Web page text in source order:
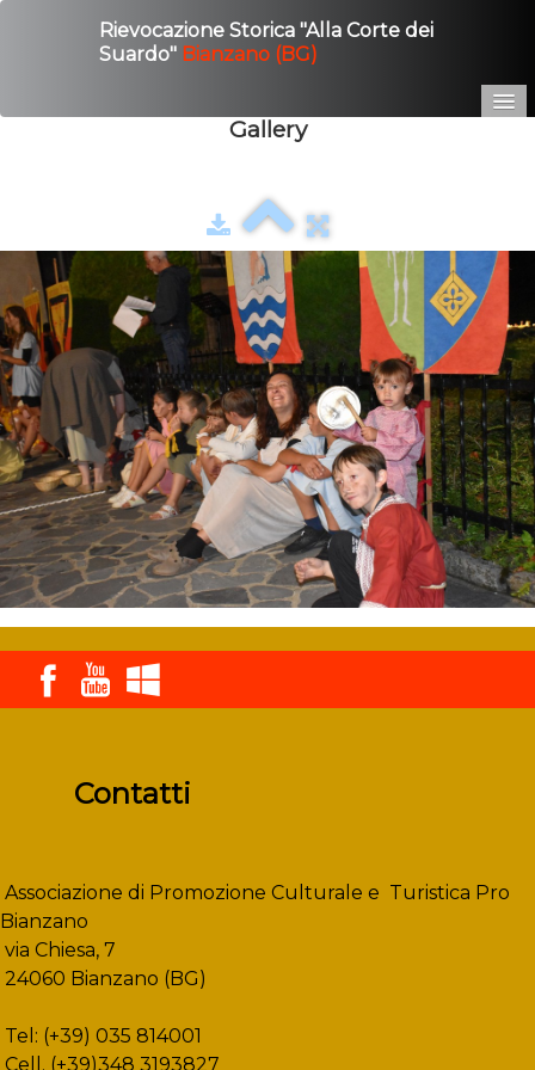
Rievocazione Storica "Alla Corte dei
Suardo" Bianzano (BG)
Contatto
Gallery
Contatti
Associazione di Promozione Culturale e Turistica Pro
Bianzano
via Chiesa, 7
24060 Bianzano (BG)
Tel: (+39) 035 814001
Cell. (+39)348 3193827